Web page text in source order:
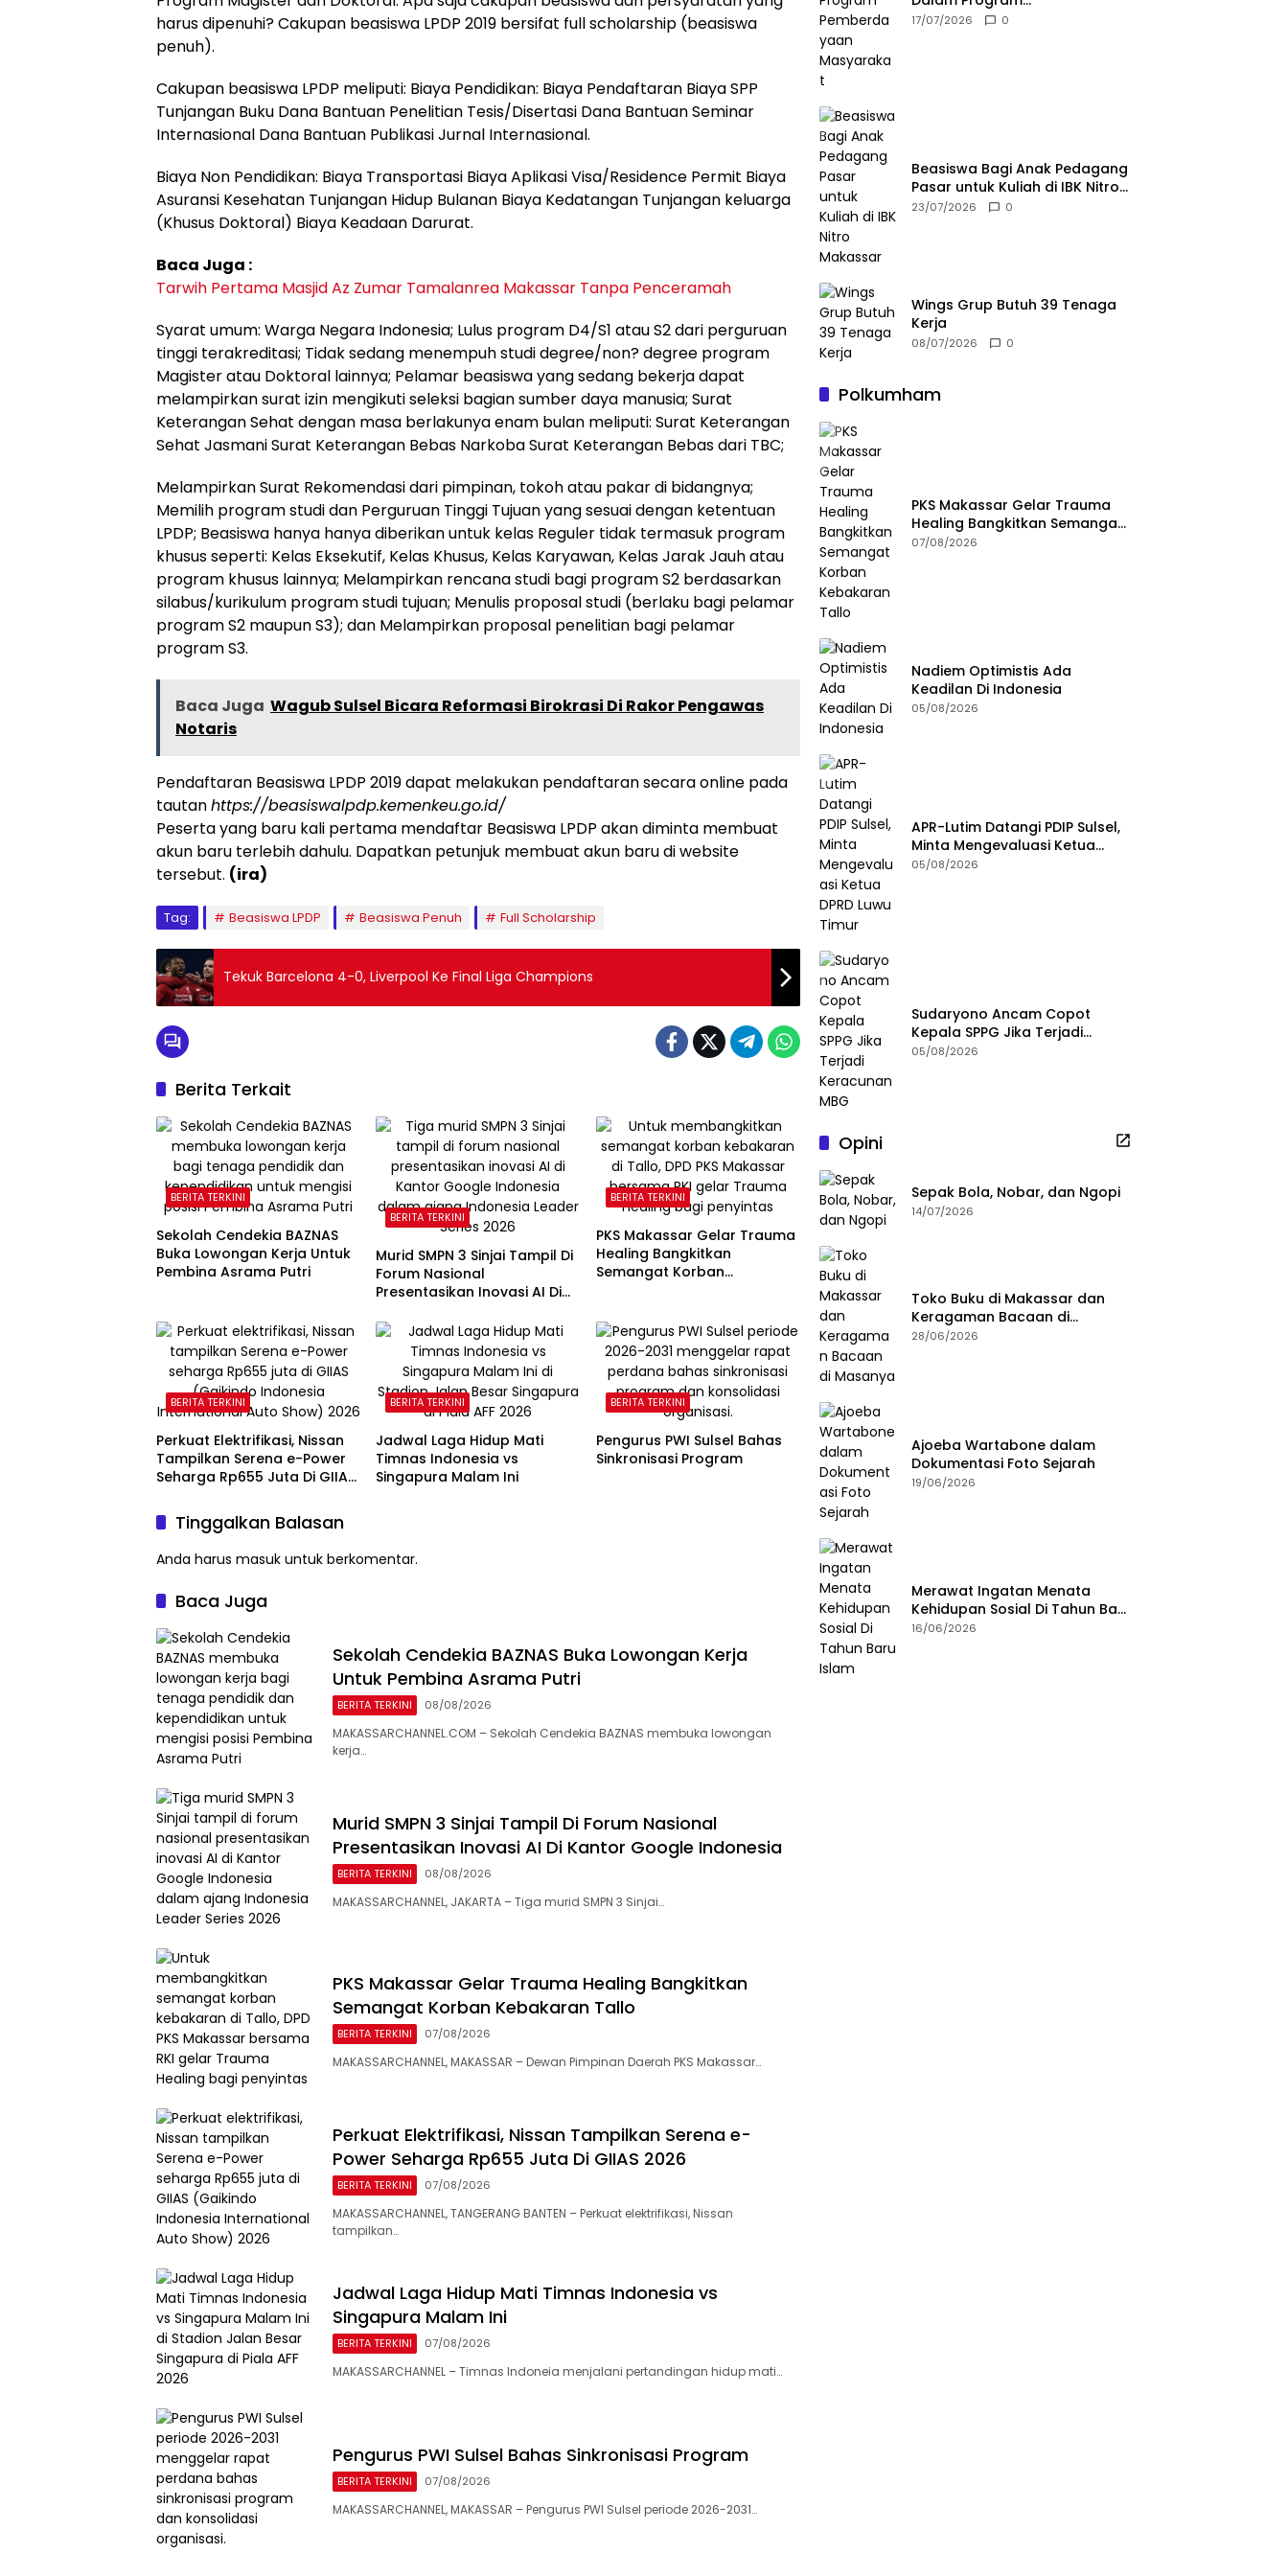
harus dipenuhi? Cakupan beasiswa LPDP 2019 bersifat full scholarship (beasiswa
penuh).
Cakupan beasiswa LPDP meliputi: Biaya Pendidikan: Biaya Pendaftaran Biaya SPP
Tunjangan Buku Dana Bantuan Penelitian Tesis/Disertasi Dana Bantuan Seminar
Internasional Dana Bantuan Publikasi Jurnal Internasional.
Biaya Non Pendidikan: Biaya Transportasi Biaya Aplikasi Visa/Residence Permit Biaya
Asuransi Kesehatan Tunjangan Hidup Bulanan Biaya Kedatangan Tunjangan keluarga
(Khusus Doktoral) Biaya Keadaan Darurat.
Baca Juga :
Tarwih Pertama Masjid Az Zumar Tamalanrea Makassar Tanpa Penceramah
Syarat umum: Warga Negara Indonesia; Lulus program D4/S1 atau S2 dari perguruan
tinggi terakreditasi; Tidak sedang menempuh studi degree/non? degree program
Magister atau Doktoral lainnya; Pelamar beasiswa yang sedang bekerja dapat
melampirkan surat izin mengikuti seleksi bagian sumber daya manusia; Surat
Keterangan Sehat dengan masa berlakunya enam bulan meliputi: Surat Keterangan
Sehat Jasmani Surat Keterangan Bebas Narkoba Surat Keterangan Bebas dari TBC;
Melampirkan Surat Rekomendasi dari pimpinan, tokoh atau pakar di bidangnya;
Memilih program studi dan Perguruan Tinggi Tujuan yang sesuai dengan ketentuan
LPDP; Beasiswa hanya hanya diberikan untuk kelas Reguler tidak termasuk program
khusus seperti: Kelas Eksekutif, Kelas Khusus, Kelas Karyawan, Kelas Jarak Jauh atau
program khusus lainnya; Melampirkan rencana studi bagi program S2 berdasarkan
silabus/kurikulum program studi tujuan; Menulis proposal studi (berlaku bagi pelamar
program S2 maupun S3); dan Melampirkan proposal penelitian bagi pelamar
program S3.
Baca Juga Wagub Sulsel Bicara Reformasi Birokrasi Di Rakor Pengawas
Notaris
Pendaftaran Beasiswa LPDP 2019 dapat melakukan pendaftaran secara online pada
tautanhttps://beasiswalpdp.kemenkeu.go.id/
Peserta yang baru kali pertama mendaftar Beasiswa LPDP akan diminta membuat
akun baru terlebih dahulu. Dapatkan petunjuk membuat akun baru di website
tersebut. (ira)
Tag: Beasiswa LPDP Beasiswa Penuh Full Scholarship
Tekuk Barcelona 4-0, Liverpool Ke Final Liga Champions
Berita Terkait
BERITA TERKINI
Sekolah Cendekia BAZNAS
Buka Lowongan Kerja Untuk
Pembina Asrama Putri
BERITA TERKINI
Murid SMPN 3 Sinjai Tampil Di
Forum Nasional
Presentasikan Inovasi AI Di
BERITA TERKINI
PKS Makassar Gelar Trauma
Healing Bangkitkan
Semangat Korban
BERITA TERKINI
Perkuat Elektrifikasi, Nissan
Tampilkan Serena e-Power
Seharga Rp655 Juta Di GIIAS
BERITA TERKINI
Jadwal Laga Hidup Mati
Timnas Indonesia vs
Singapura Malam Ini
BERITA TERKINI
Pengurus PWI Sulsel Bahas
Sinkronisasi Program
Tinggalkan Balasan
Anda harus masuk untuk berkomentar.
Baca Juga
Sekolah Cendekia BAZNAS Buka Lowongan Kerja
Untuk Pembina Asrama Putri
BERITA TERKINI 08/08/2026
MAKASSARCHANNEL.COM – Sekolah Cendekia BAZNAS membuka lowongan
kerja…
Murid SMPN 3 Sinjai Tampil Di Forum Nasional
Presentasikan Inovasi AI Di Kantor Google Indonesia
BERITA TERKINI 08/08/2026
MAKASSARCHANNEL, JAKARTA – Tiga murid SMPN 3 Sinjai…
PKS Makassar Gelar Trauma Healing Bangkitkan
Semangat Korban Kebakaran Tallo
BERITA TERKINI 07/08/2026
MAKASSARCHANNEL, MAKASSAR – Dewan Pimpinan Daerah PKS Makassar…
Perkuat Elektrifikasi, Nissan Tampilkan Serena e-
Power Seharga Rp655 Juta Di GIIAS 2026
BERITA TERKINI 07/08/2026
MAKASSARCHANNEL, TANGERANG BANTEN – Perkuat elektrifikasi, Nissan
tampilkan…
Jadwal Laga Hidup Mati Timnas Indonesia vs
Singapura Malam Ini
BERITA TERKINI 07/08/2026
MAKASSARCHANNEL – Timnas Indoneia menjalani pertandingan hidup mati…
Pengurus PWI Sulsel Bahas Sinkronisasi Program
BERITA TERKINI 07/08/2026
MAKASSARCHANNEL, MAKASSAR – Pengurus PWI Sulsel periode 2026-2031…
Pemberdayaan Masyarakat
17/07/2026 0
Beasiswa Bagi Anak Pedagang
Pasar untuk Kuliah di IBK Nitro
Makassar
23/07/2026 0
Wings Grup Butuh 39 Tenaga
Kerja
08/07/2026 0
Polkumham
PKS Makassar Gelar Trauma
Healing Bangkitkan Semangat
Korban Kebakaran Tallo
07/08/2026
Nadiem Optimistis Ada
Keadilan Di Indonesia
05/08/2026
APR-Lutim Datangi PDIP Sulsel,
Minta Mengevaluasi Ketua
DPRD Luwu Timur
05/08/2026
Sudaryono Ancam Copot
Kepala SPPG Jika Terjadi
Keracunan MBG
05/08/2026
Opini
Sepak Bola, Nobar, dan Ngopi
14/07/2026
Toko Buku di Makassar dan
Keragaman Bacaan di
Masanya
28/06/2026
Ajoeba Wartabone dalam
Dokumentasi Foto Sejarah
19/06/2026
Merawat Ingatan Menata
Kehidupan Sosial Di Tahun Baru
Islam
16/06/2026